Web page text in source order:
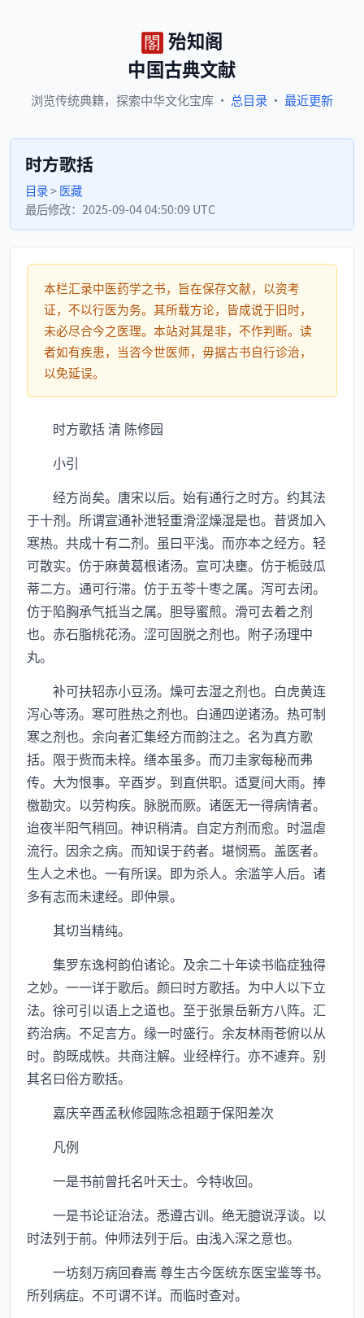
殆知阁
中国古典文献
浏览传统典籍， 探索中华文化宝库 · 总目录 · 最近更新
时方歌括
目录>医藏
最后修改： 2025-09-04 04:50:09 UTC
本栏汇录中医药学之书，旨在保存文献，以资考
证，不以行医为务。其所载方论，皆成说于旧时，
未必尽合今之医理。本站对其是非，不作判断。读
者如有疾患，当咨今世医师，毋据古书自行诊治，
以免延误。
时方歌括 清 陈修园
小引
经方尚矣。唐宋以后。始有通行之时方。约其法
于十剂。所谓宣通补泄轻重滑涩燥湿是也。昔贤加入
寒热。共成十有二剂。虽曰平浅。而亦本之经方。轻
可散实。仿于麻黄葛根诸汤。宣可决壅。仿于栀豉瓜
蒂二方。通可行滞。仿于五苓十枣之属。泻可去闭。
仿于陷胸承气抵当之属。胆导蜜煎。滑可去着之剂
也。赤石脂桃花汤。涩可固脱之剂也。附子汤理中
丸。
补可扶轺赤小豆汤。燥可去湿之剂也。白虎黄连
泻心等汤。寒可胜热之剂也。白通四逆诸汤。热可制
寒之剂也。余向者汇集经方而韵注之。名为真方歌
括。限于赀而未梓。缮本虽多。而刀圭家每秘而弗
传。大为恨事。辛酉岁。到直供职。适夏间大雨。捧
檄勘灾。以劳构疾。脉脱而厥。诸医无一得病情者。
迨夜半阳气稍回。神识稍清。自定方剂而愈。时温虐
流行。因余之病。而知误于药者。堪悯焉。盖医者。
生人之术也。一有所误。即为杀人。余滥竽人后。诸
多有志而未逮经。即仲景。
其切当精纯。
集罗东逸柯韵伯诸论。及余二十年读书临症独得
之妙。一一详于歌后。颜曰时方歌括。为中人以下立
法。徐可引以语上之道也。至于张景岳新方八阵。汇
药治病。不足言方。缘一时盛行。余友林雨苍俯以从
时。韵既成帙。共商注解。业经梓行。亦不遽弃。别
其名曰俗方歌括。
嘉庆辛酉孟秋修园陈念祖题于保阳差次
凡例
一是书前曾托名叶天士。今特收回。
一是书论证治法。悉遵古训。绝无臆说浮谈。以
时法列于前。仲师法列于后。由浅入深之意也。
一坊刻万病回春嵩 尊生古今医统东医宝鉴等书。
所列病症。不可谓不详。而临时查对。